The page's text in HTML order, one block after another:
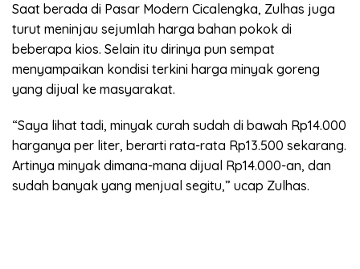
Saat berada di Pasar Modern Cicalengka, Zulhas juga
turut meninjau sejumlah harga bahan pokok di
beberapa kios. Selain itu dirinya pun sempat
menyampaikan kondisi terkini harga minyak goreng
yang dijual ke masyarakat.
“Saya lihat tadi, minyak curah sudah di bawah Rp14.000
harganya per liter, berarti rata-rata Rp13.500 sekarang.
Artinya minyak dimana-mana dijual Rp14.000-an, dan
sudah banyak yang menjual segitu,” ucap Zulhas.